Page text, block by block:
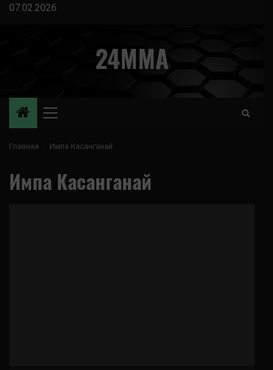
Перейти
07.02.2026
24MMA
Основное
Главная Импа Касанганай
Импа Касанганай